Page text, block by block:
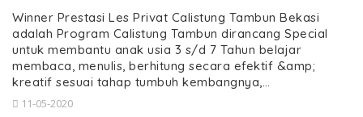
Winner Prestasi Les Privat Calistung Tambun Bekasi
adalah Program Calistung Tambun dirancang Special
untuk membantu anak usia 3 s/d 7 Tahun belajar
membaca, menulis, berhitung secara efektif &amp;
kreatif sesuai tahap tumbuh kembangnya,…
11-05-2020